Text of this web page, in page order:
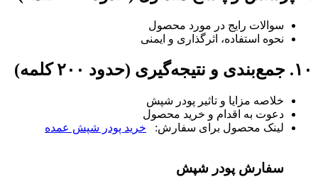
سوالات رایج در مورد محصول
نحوه استفاده، اثرگذاری و ایمنی
۱۰. جمع‌بندی و نتیجه‌گیری (حدود ۲۰۰ کلمه)
خلاصه مزایا و تاثیر پودر شپش
دعوت به اقدام و خرید محصول
لینک محصول برای سفارش: خرید پودر شپش عمده
سفارش پودر شپش